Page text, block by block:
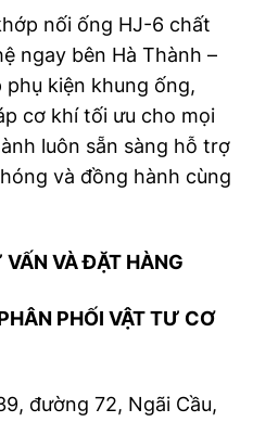
nối ống HJ-6 chất
ngay bên Hà Thành –
kiện khung ống,
cơ khí tối ưu cho mọi
luôn sẵn sàng hỗ trợ
và đồng hành cùng
VẤN VÀ ĐẶT HÀNG
PHỐI VẬT TƯ CƠ
đường 72, Ngãi Cầu,